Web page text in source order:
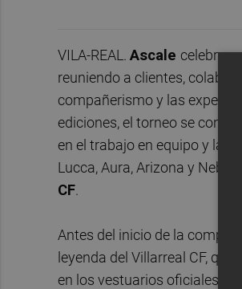
VILA-REAL. Ascale celebra
reuniendo a clientes,
compañerismo y las
ediciones, el torneo se
en el trabajo en equipo y la
Lucca, Aura, Arizona y
CF.
Antes del inicio de la
leyenda del Villarreal CF,
en los vestuarios oficiales,